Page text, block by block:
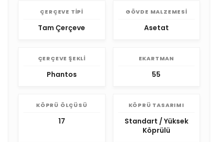
ÇERÇEVE TIPI
Tam Çerçeve
GÖVDE MALZEMESI
Asetat
ÇERÇEVE ŞEKLI
Phantos
EKARTMAN
55
KÖPRÜ ÖLÇÜSÜ
17
KÖPRÜ TASARIMI
Standart / Yüksek
Köprülü